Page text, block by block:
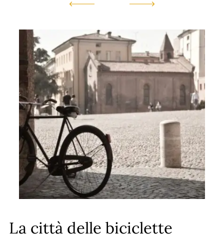
La città delle biciclette